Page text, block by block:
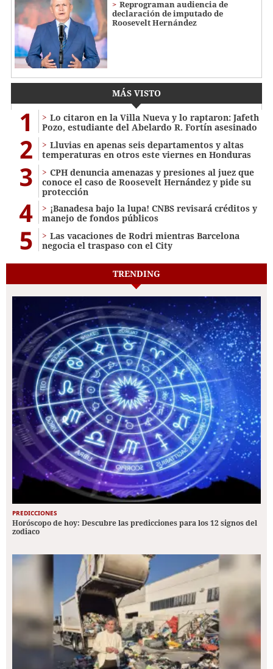
Reprograman audiencia de
declaración de imputado de
Roosevelt Hernández
MÁS VISTO
1
Lo citaron en la Villa Nueva y lo raptaron: Jafeth
Pozo, estudiante del Abelardo R. Fortín asesinado
2
Lluvias en apenas seis departamentos y altas
temperaturas en otros este viernes en Honduras
3
CPH denuncia amenazas y presiones al juez que
conoce el caso de Roosevelt Hernández y pide su
protección
4
¡Banadesa bajo la lupa! CNBS revisará créditos y
manejo de fondos públicos
5
Las vacaciones de Rodri mientras Barcelona
negocia el traspaso con el City
TRENDING
PREDICCIONES
Horóscopo de hoy: Descubre las predicciones para los 12 signos del
zodiaco